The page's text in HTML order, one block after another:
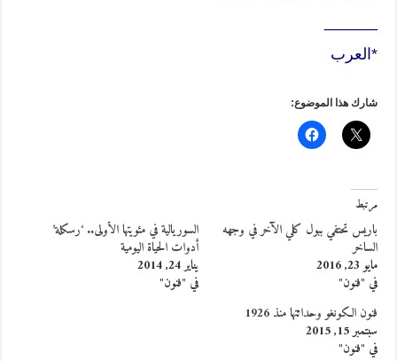
*العرب
شارك هذا الموضوع:
مرتبط
باريس تحتفي ببول كلي الآخر في وجهه
الساخر
مايو 23, 2016
في "فنون"
السوريالية في مئويتها الأولى.. ‘رسكلة’
أدوات الحياة اليومية
يناير 24, 2014
في "فنون"
فنون الكونغو وحداثتها منذ 1926
سبتمبر 15, 2015
في "فنون"